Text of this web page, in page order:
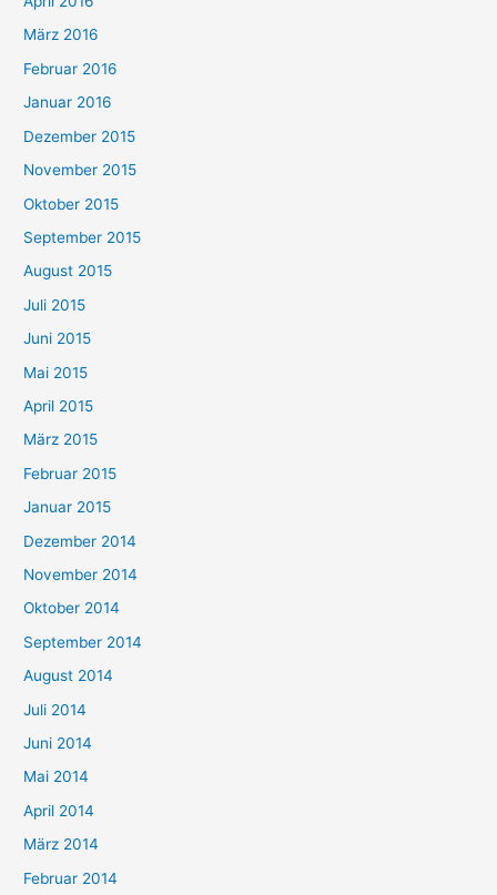
März 2016
Februar 2016
Januar 2016
Dezember 2015
November 2015
Oktober 2015
September 2015
August 2015
Juli 2015
Juni 2015
Mai 2015
April 2015
März 2015
Februar 2015
Januar 2015
Dezember 2014
November 2014
Oktober 2014
September 2014
August 2014
Juli 2014
Juni 2014
Mai 2014
April 2014
März 2014
Februar 2014